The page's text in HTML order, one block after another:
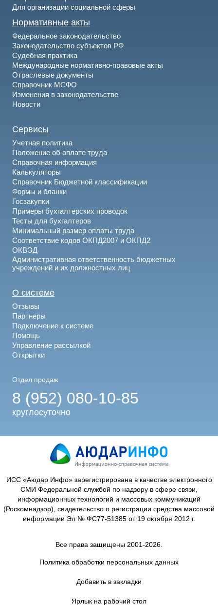
Для организации социальной сферы
Нормативные акты
Федеральное законодательство
Законодательство субъектов РФ
Судебная практика
Международные нормативно-правовые акты
Отраслевые документы
Справочник МСФО
Изменения в законодательстве
Новости
Сервисы
Учетная политика
Положение об оплате труда
Справочная информация
Калькуляторы
Справочник Бюджетной классификации
Формы и бланки
Госзакупки
Примеры бухгалтерских проводок
Тесты для бухгалтеров
Минимальный размер оплаты труда
Соответствие кодов ОКПД2007 и ОКПД2
ОКВЭД
Административная ответственность бюджетных
учреждений и их должностных лиц
О системе
Отзывы
Партнеры
Подключение к системе
Помощь
Управление рассылкой
Открытки
Отдел продаж
8 (952) 080-10-85
круглосуточно
ИСС «Аюдар Инфо» зарегистрирована в качестве электронного
СМИ Федеральной службой по надзору в сфере связи,
информационных технологий и массовых коммуникаций
(Роскомнадзор), свидетельство о регистрации средства массовой
информации Эл № ФС77-51385 от 19 октября 2012 г.
Все права защищены 2001-2026.
Политика обработки персональных данных
Добавить в закладки
Ярлык на рабочий стол